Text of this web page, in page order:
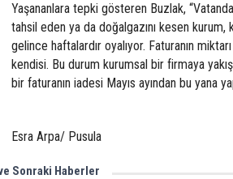
Yaşananlara tepki gösteren Buzlak,
tahsil eden ya da doğalgazını kesen
gelince haftalardır oyalıyor. Faturanın
kendisi. Bu durum kurumsal bir firmaya
bir faturanın iadesi Mayıs ayından bu yana
Esra Arpa/ Pusula
Sonraki Haberler